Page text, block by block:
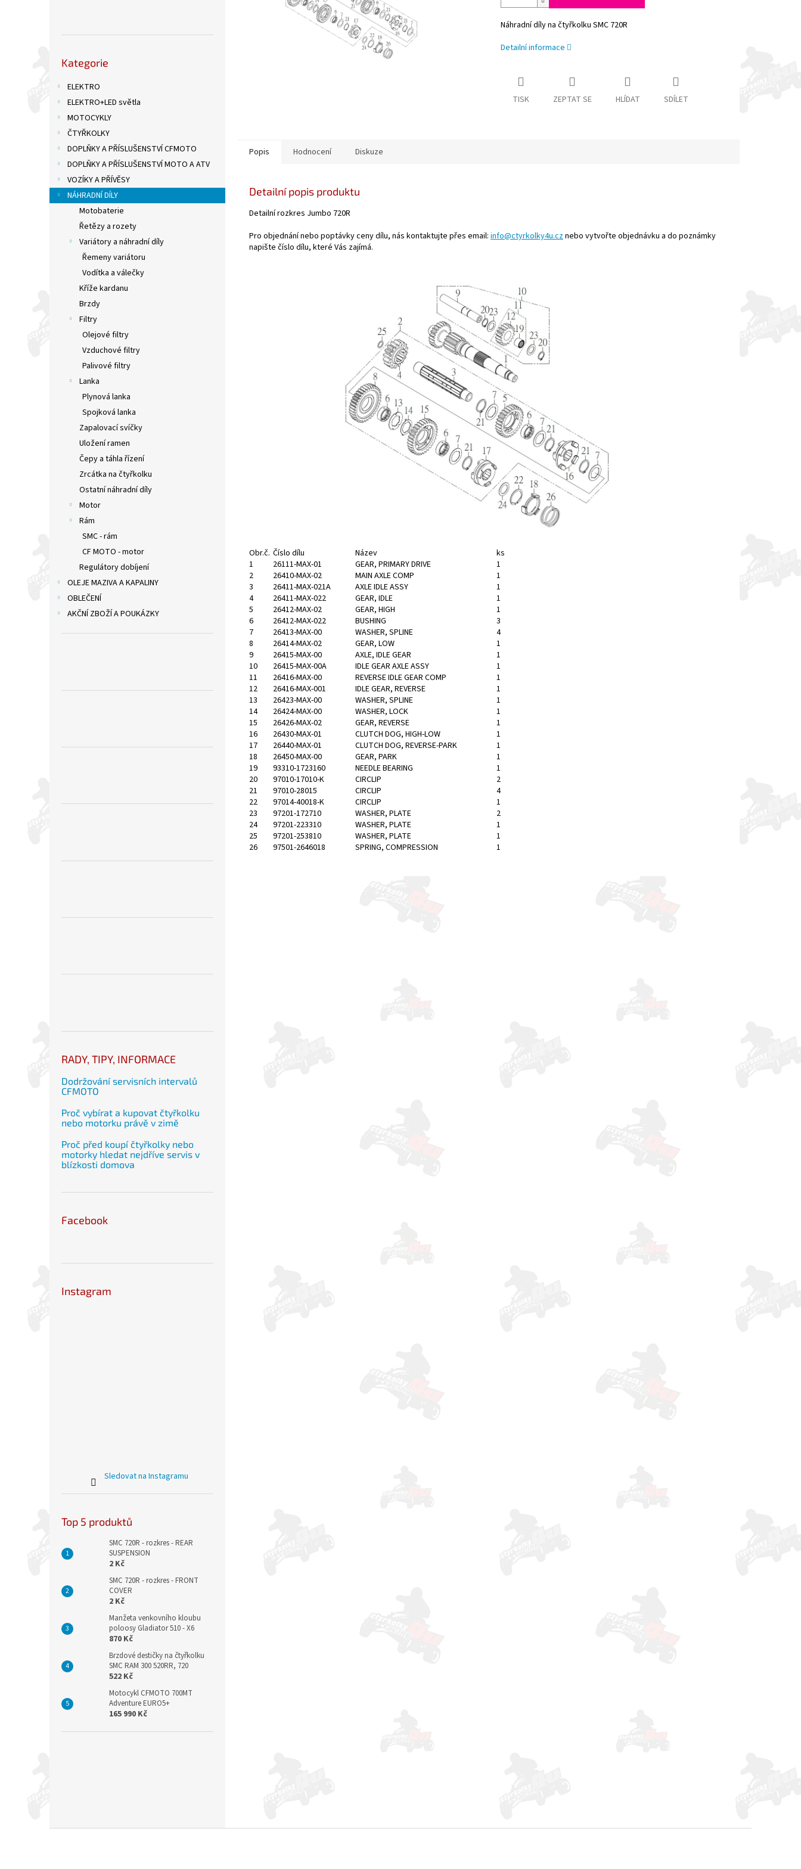
kategorie
Kategorie
ELEKTRO
ELEKTRO+LED světla
MOTOCYKLY
ČTYŘKOLKY
DOPLŇKY A PŘÍSLUŠENSTVÍ CFMOTO
DOPLŇKY A PŘÍSLUŠENSTVÍ MOTO A ATV
VOZÍKY A PŘÍVĚSY
NÁHRADNÍ DÍLY
Motobaterie
Řetězy a rozety
Variátory a náhradní díly
Řemeny variátoru
Vodítka a válečky
Kříže kardanu
Brzdy
Filtry
Olejové filtry
Vzduchové filtry
Palivové filtry
Lanka
Plynová lanka
Spojková lanka
Zapalovací svíčky
Uložení ramen
Čepy a táhla řízení
Zrcátka na čtyřkolku
Ostatní náhradní díly
Motor
Rám
SMC - rám
CF MOTO - motor
Regulátory dobíjení
OLEJE MAZIVA A KAPALINY
OBLEČENÍ
AKČNÍ ZBOŽÍ A POUKÁZKY
RADY, TIPY, INFORMACE
Dodržování servisních intervalů
CFMOTO
Proč vybírat a kupovat čtyřkolku
nebo motorku právě v zimě
Proč před koupí čtyřkolky nebo
motorky hledat nejdříve servis v
blízkosti domova
Facebook
Instagram
Sledovat na Instagramu
Top 5 produktů
SMC 720R - rozkres - REAR
SUSPENSION
2 Kč
SMC 720R - rozkres - FRONT
COVER
2 Kč
Manžeta venkovního kloubu
poloosy Gladiator 510 - X6
870 Kč
Brzdové destičky na čtyřkolku
SMC RAM 300 520RR, 720
522 Kč
Motocykl CFMOTO 700MT
Adventure EURO5+
165 990 Kč
Náhradní díly na čtyřkolku SMC 720R
Detailní informace
TISK ZEPTAT SE HLÍDAT SDÍLET
Popis Hodnocení Diskuze
Detailní popis produktu
Detailní rozkres Jumbo 720R
Pro objednání nebo poptávky ceny dílu, nás kontaktujte přes email: info@ctyrkolky4u.cznebo vytvořte objednávku a do poznámky
napište číslo dílu, které Vás zajímá.
Obr.č. Číslo dílu Název
ks
1
26111-MAX-01 GEAR, PRIMARY DRIVE
1
2
26410-MAX-02 MAIN AXLE COMP
1
3
26411-MAX-021A AXLE IDLE ASSY
1
4
26411-MAX-022 GEAR, IDLE
1
5
26412-MAX-02 GEAR, HIGH
1
6
26412-MAX-022 BUSHING
3
7
26413-MAX-00 WASHER, SPLINE
4
8
26414-MAX-02 GEAR, LOW
1
9
26415-MAX-00 AXLE, IDLE GEAR
1
10
26415-MAX-00A IDLE GEAR AXLE ASSY
1
11
26416-MAX-00 REVERSE IDLE GEAR COMP
1
12
26416-MAX-001 IDLE GEAR, REVERSE
1
13
26423-MAX-00 WASHER, SPLINE
1
14
26424-MAX-00 WASHER, LOCK
1
15
26426-MAX-02 GEAR, REVERSE
1
16
26430-MAX-01 CLUTCH DOG, HIGH-LOW
1
17
26440-MAX-01 CLUTCH DOG, REVERSE-PARK
1
18
26450-MAX-00 GEAR, PARK
1
19
93310-1723160 NEEDLE BEARING
1
20
97010-17010-K CIRCLIP
2
21
97010-28015 CIRCLIP
4
22
97014-40018-K CIRCLIP
1
23
97201-172710 WASHER, PLATE
2
24
97201-223310 WASHER, PLATE
1
25
97201-253810 WASHER, PLATE
1
26
97501-2646018 SPRING, COMPRESSION 1